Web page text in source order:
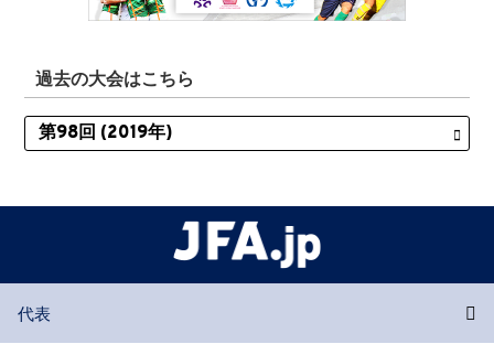
過去の大会はこちら
代表